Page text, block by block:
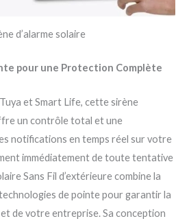
d’alarme solaire
pour une Protection Complète
et Smart Life, cette sirène
un contrôle total et une
notifications en temps réel sur votre
immédiatement de toute tentative
Sans Fil d’extérieure combine la
de pointe pour garantir la
de votre entreprise. Sa conception